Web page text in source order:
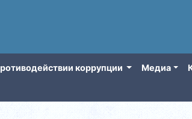
коррупции Медиа